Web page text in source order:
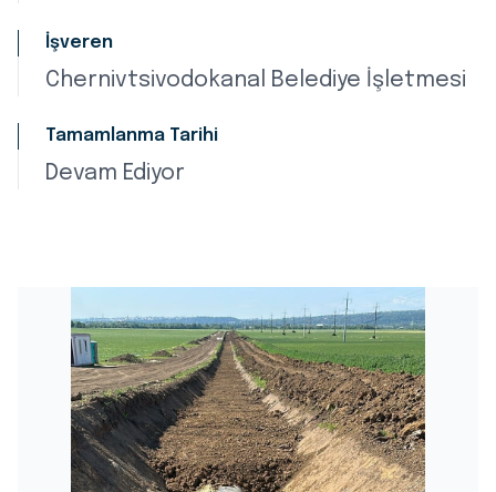
İşveren
Chernivtsivodokanal Belediye İşletmesi
Tamamlanma Tarihi
Devam Ediyor